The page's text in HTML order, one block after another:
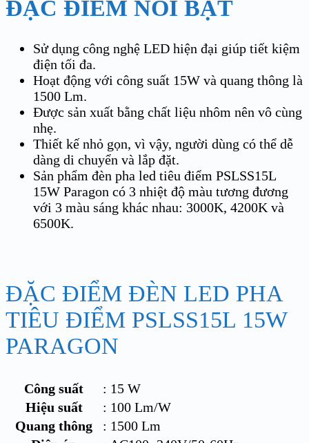
ĐẶC ĐIỂM NỔI BẬT
Sử dụng công nghệ LED hiện đại giúp tiết kiệm
điện tối đa.
Hoạt động với công suất 15W và quang thông là
1500 Lm.
Được sản xuất bằng chất liệu nhôm nên vô cùng
nhẹ.
Thiết kế nhỏ gọn, vì vậy, người dùng có thể dễ
dàng di chuyển và lắp đặt.
Sản phẩm đèn pha led tiêu điểm PSLSS15L
15W Paragon có 3 nhiệt độ màu tương đương
với 3 màu sáng khác nhau: 3000K, 4200K và
6500K.
ĐẶC ĐIỂM ĐÈN LED PHA
TIÊU ĐIỂM PSLSS15L 15W
PARAGON
Công suất
: 15 W
Hiệu suất
: 100 Lm/W
Quang thông
: 1500 Lm